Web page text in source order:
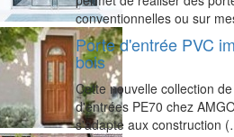
conventionnelles ou sur
Porte d'entrée PVC
bois
Cette nouvelle collection
d'entrées PE70 chez
s'adapte aux construction